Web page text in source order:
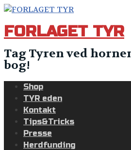
Skip
content
FORLAGET TYR
Tag Tyren ved
bog!
Shop
TYR eden
Kontakt
Tips&Tricks
Presse
Herdfunding